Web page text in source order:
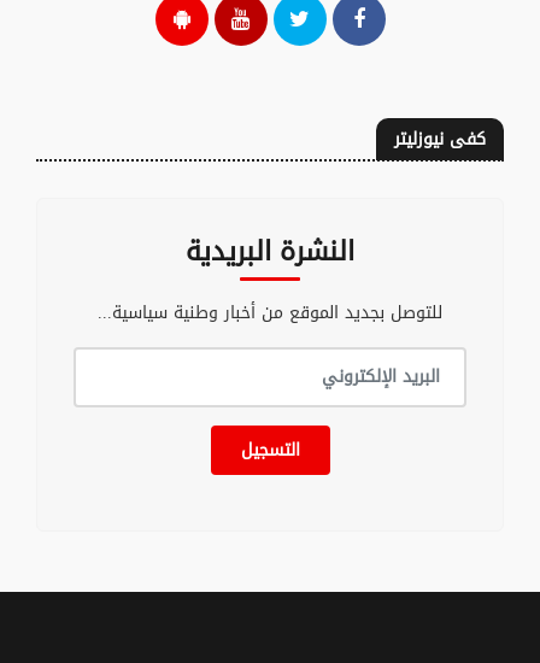
كفى نيوزليتر
النشرة البريدية
للتوصل بجديد الموقع من أخبار وطنية سياسية...
التسجيل